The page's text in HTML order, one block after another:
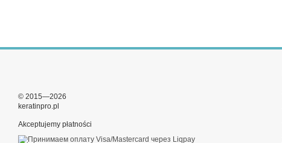
© 2015—2026
keratinpro.pl
Akceptujemy płatności